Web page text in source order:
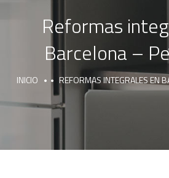
Reformas
Barcelona –
INICIO REFORMAS INTEGRALES EN